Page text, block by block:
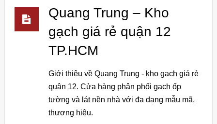
Quang Trung – Kho
gạch giá rẻ quận 12
TP.HCM
Giới thiệu về Quang Trung - kho gạch giá rẻ
quận 12. Cửa hàng phân phối gạch ốp
tường và lát nền nhà với đa dạng mẫu mã,
thương hiệu.